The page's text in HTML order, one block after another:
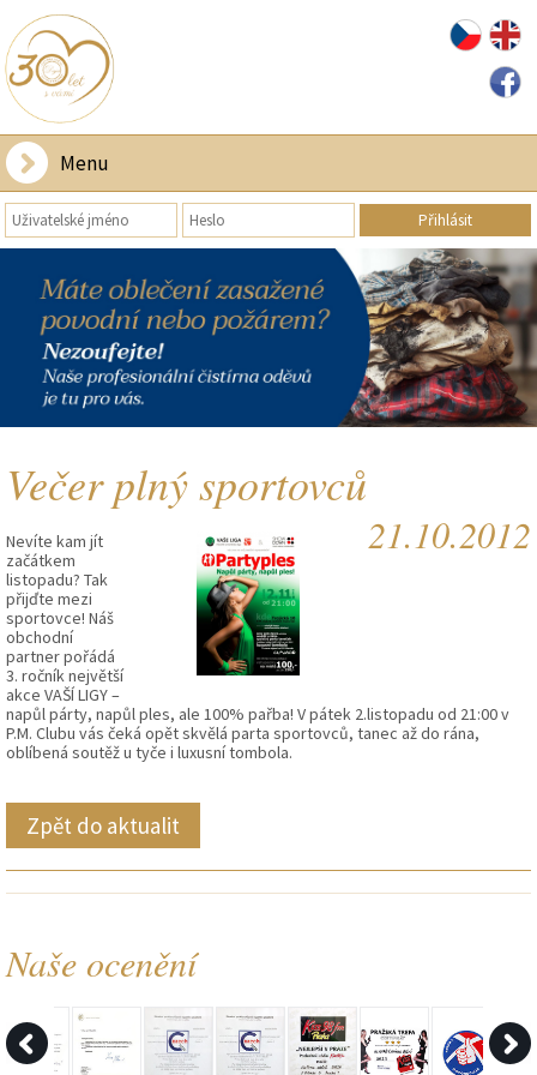
Menu
Večer plný sportovců
21.10.2012
Nevíte kam jít
začátkem
listopadu? Tak
přijďte mezi
sportovce! Náš
obchodní
partner pořádá
3. ročník největší
akce VAŠÍ LIGY –
napůl párty, napůl ples, ale 100% pařba! V pátek 2.listopadu od 21:00 v
P.M. Clubu vás čeká opět skvělá parta sportovců, tanec až do rána,
oblíbená soutěž u tyče i luxusní tombola.
Zpět do aktualit
Naše ocenění